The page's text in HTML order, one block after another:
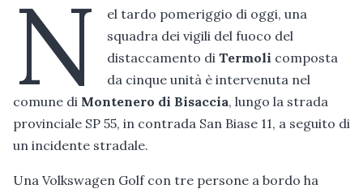
N
el tardo pomeriggio di oggi, una
squadra dei vigili del fuoco del
distaccamento di Termoli composta
da cinque unità è intervenuta nel
comune di Montenero di Bisaccia, lungo la strada
provinciale SP 55, in contrada San Biase 11, a seguito di
un incidente stradale.
Una Volkswagen Golf con tre persone a bordo ha